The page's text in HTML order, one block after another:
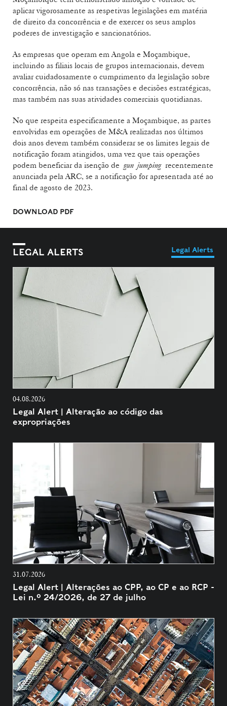
aplicar vigorosamente as respetivas legislações em matéria
de direito da concorrência e de exercer os seus amplos
poderes de investigação e sancionatórios.
As empresas que operam em Angola e Moçambique,
incluindo as filiais locais de grupos internacionais, devem
avaliar cuidadosamente o cumprimento da legislação sobre
concorrência, não só nas transações e decisões estratégicas,
mas também nas suas atividades comerciais quotidianas.
No que respeita especificamente a Moçambique, as partes
envolvidas em operações de M&A realizadas nos últimos
dois anos devem também considerar se os limites legais de
notificação foram atingidos, uma vez que tais operações
podem beneficiar da isenção de gun jumpingrecentemente
anunciada pela ARC, se a notificação for apresentada até ao
final de agosto de 2023.
DOWNLOAD PDF
LEGAL ALERTS Legal Alerts
04.08.2026
Legal Alert | Alteração ao código das
expropriações
31.07.2026
Legal Alert | Alterações ao CPP, ao CP e ao RCP -
Lei n.º 24/2026, de 27 de julho